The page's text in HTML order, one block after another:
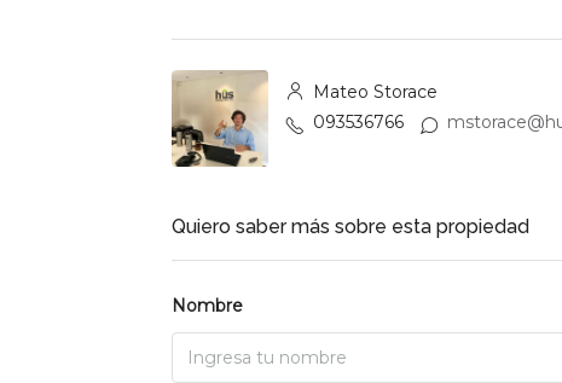
Mateo Storace
093536766
Quiero saber más sobre esta propiedad
Nombre